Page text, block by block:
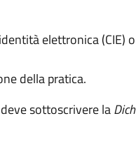
elettronica (CIE)
della pratica.
sottoscrivere la